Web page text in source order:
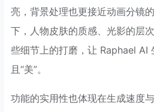
亮，背景处理也更接近动画分镜
下，人物皮肤的质感、光影的层
些细节上的打磨，让 Raphael AI
且“美”。
功能的实用性也体现在生成速度